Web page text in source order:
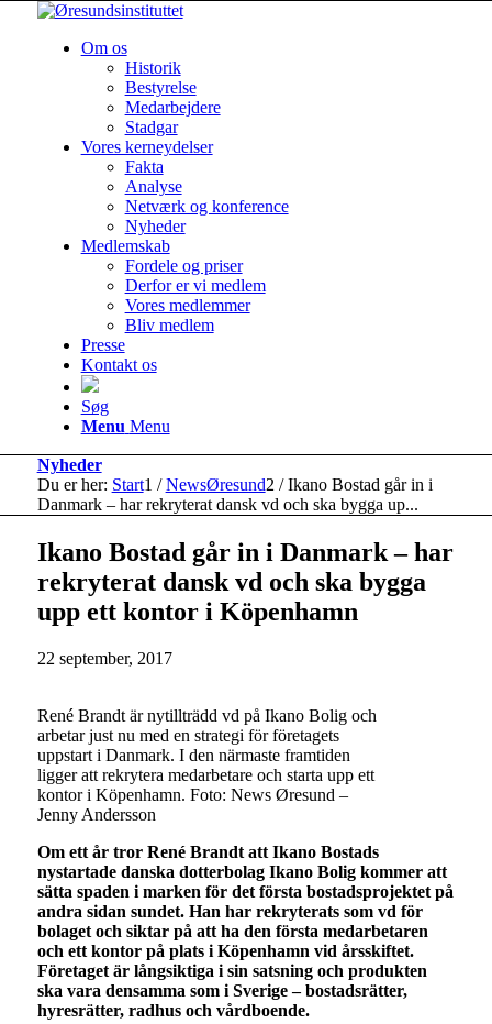
Om os
Historik
Bestyrelse
Medarbejdere
Stadgar
Vores kerneydelser
Fakta
Analyse
Netværk og konference
Nyheder
Medlemskab
Fordele og priser
Derfor er vi medlem
Vores medlemmer
Bliv medlem
Presse
Kontakt os
Søg
Menu Menu
Nyheder
Du er her: Start1 / NewsØresund2 / Ikano Bostad går in i
Danmark – har rekryterat dansk vd och ska bygga up...
Ikano Bostad går in i Danmark – har
rekryterat dansk vd och ska bygga
upp ett kontor i Köpenhamn
22 september, 2017
René Brandt är nytillträdd vd på Ikano Bolig och
arbetar just nu med en strategi för företagets
uppstart i Danmark. I den närmaste framtiden
ligger att rekrytera medarbetare och starta upp ett
kontor i Köpenhamn. Foto: News Øresund –
Jenny Andersson
Om ett år tror René Brandt att Ikano Bostads
nystartade danska dotterbolag Ikano Bolig kommer att
sätta spaden i marken för det första bostadsprojektet på
andra sidan sundet. Han har rekryterats som vd för
bolaget och siktar på att ha den första medarbetaren
och ett kontor på plats i Köpenhamn vid årsskiftet.
Företaget är långsiktiga i sin satsning och produkten
ska vara densamma som i Sverige – bostadsrätter,
hyresrätter, radhus och vårdboende.